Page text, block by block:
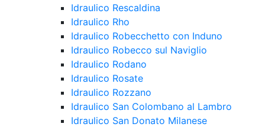
Idraulico Rescaldina
Idraulico Rho
Idraulico Robecchetto con Induno
Idraulico Robecco sul Naviglio
Idraulico Rodano
Idraulico Rosate
Idraulico Rozzano
Idraulico San Colombano al Lambro
Idraulico San Donato Milanese